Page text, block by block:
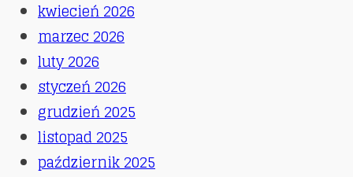
kwiecień 2026
marzec 2026
luty 2026
styczeń 2026
grudzień 2025
listopad 2025
październik 2025